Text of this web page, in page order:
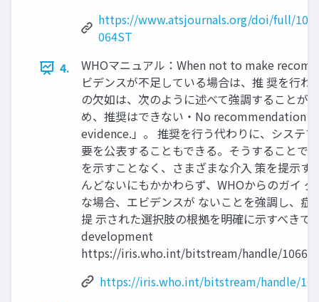
https://www.atsjournals.org/doi/full/
064ST
4.
WHOマニュアル：When not to make
ビデンスが不足している場合は、推 奨を行
の欠如は、次のように述べて強調することが
め、推奨はできない・No recommendation
evidence.」。 推奨を行う代わりに、システ
要を公表することもできる。そうすることで
を示すことなく、さまざまな介入 策を提示
んどないにもかかわらず、WHOからのガイ
な場合、エビデンスが ないことを強調し、
提 示された選択肢の根拠を明確に示すべき
development
https://iris.who.int/bitstream/handle/10665/
https://iris.who.int/bitstream/handle/